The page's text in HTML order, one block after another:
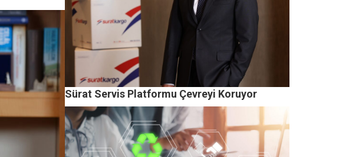
Sürat Servis Platformu Çevreyi Koruyor